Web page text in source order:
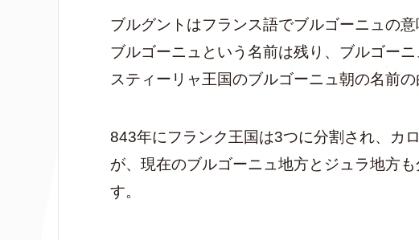
ブルグントはフランス語でブルゴーニュの
ブルゴーニュという名前は残り、ブルゴー
スティーリャ王国のブルゴーニュ朝の名前の
843年にフランク王国は3つに分割され、カ
が、現在のブルゴーニュ地方とジュラ地方
す。